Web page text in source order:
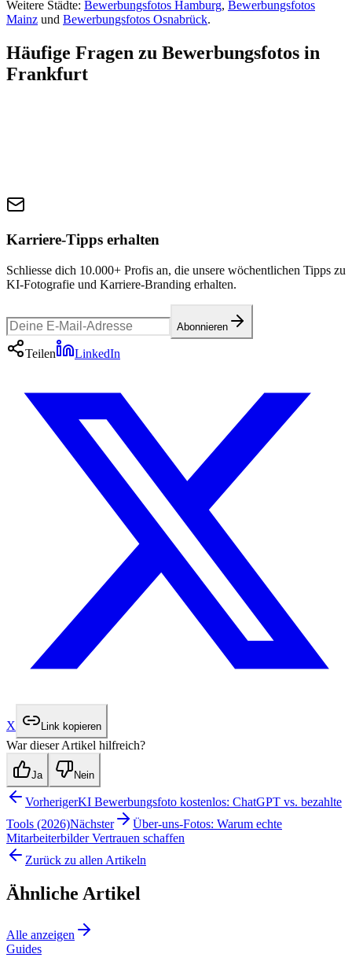
Weitere Städte: Bewerbungsfotos Hamburg, Bewerbungsfotos
Mainz und Bewerbungsfotos Osnabrück.
Häufige Fragen zu Bewerbungsfotos in
Frankfurt
Karriere-Tipps erhalten
Schliesse dich 10.000+ Profis an, die unsere wöchentlichen Tipps zu
KI-Fotografie und Karriere-Branding erhalten.
Abonnieren
Teilen LinkedIn
X Link kopieren
War dieser Artikel hilfreich?
Ja Nein
VorherigerKI Bewerbungsfoto kostenlos: ChatGPT vs. bezahlte
Tools (2026)Nächster
Über-uns-Fotos: Warum echte
Mitarbeiterbilder Vertrauen schaffen
Zurück zu allen Artikeln
Ähnliche Artikel
Alle anzeigen
Guides